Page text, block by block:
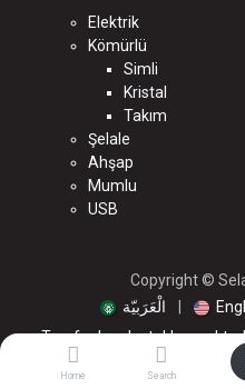
Home Search
Elektrik
Kömürlü
Simli
Kristal
Takım
Şelale
Ahşap
Mumlu
USB
Copyright ©
الْعَرَبيّة
Tarafından